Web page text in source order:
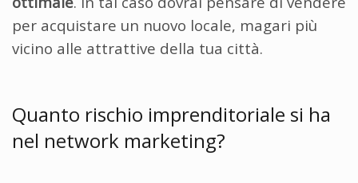
per acquistare un nuovo locale, magari più
vicino alle attrattive della tua città.
Quanto rischio imprenditoriale si ha
nel network marketing?